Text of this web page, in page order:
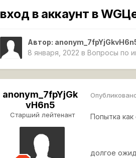
вход в аккаунт в
Автор:
8 января, 2022 в Вопросы по
anonym_7fpYjGk
vH6n5
Старший лейтенант Попытка
долгое